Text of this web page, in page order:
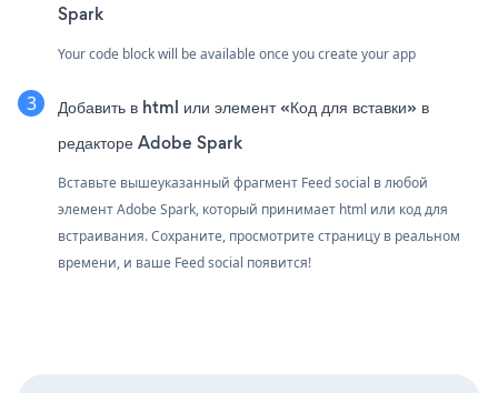
Spark
Your code block will be available once you create your app
Добавить в html или элемент «Код для вставки» в
редакторе Adobe Spark
Вставьте вышеуказанный фрагмент Feed social в любой
элемент Adobe Spark, который принимает html или код для
встраивания. Сохраните, просмотрите страницу в реальном
времени, и ваше Feed social появится!